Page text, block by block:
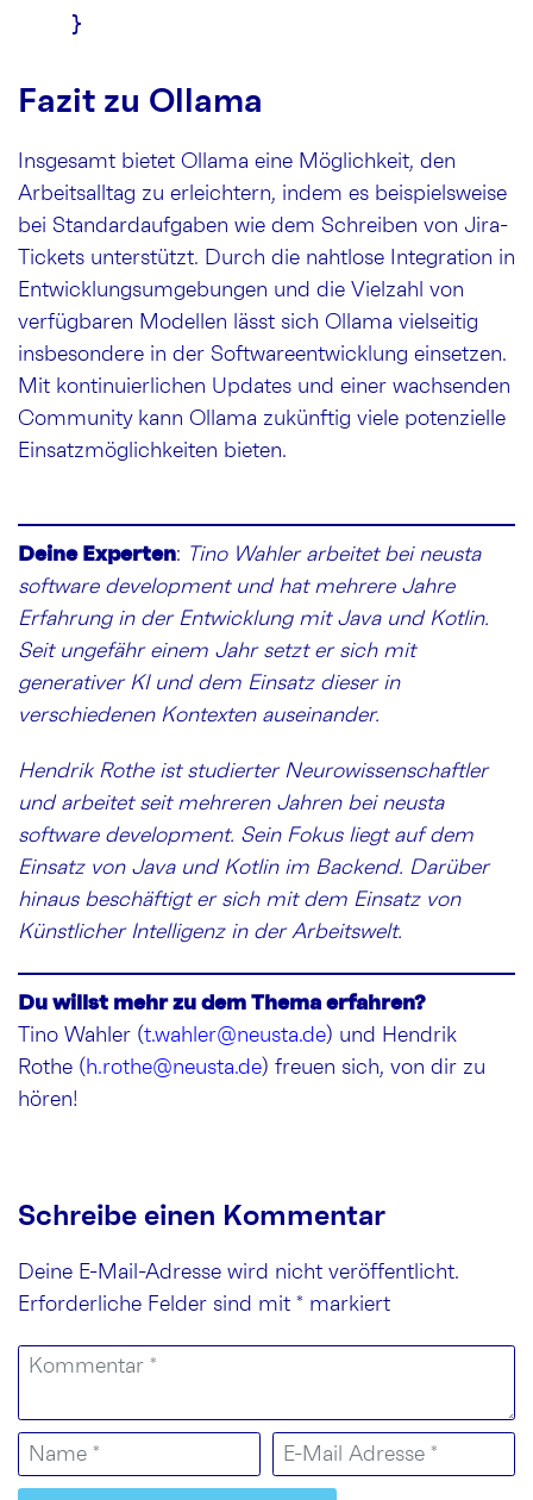
}
Fazit zu Ollama
Insgesamt bietet Ollama eine Möglichkeit, den
Arbeitsalltag zu erleichtern, indem es beispielsweise
bei Standardaufgaben wie dem Schreiben von Jira-
Tickets unterstützt. Durch die nahtlose Integration in
Entwicklungsumgebungen und die Vielzahl von
verfügbaren Modellen lässt sich Ollama vielseitig
insbesondere in der Softwareentwicklung einsetzen.
Mit kontinuierlichen Updates und einer wachsenden
Community kann Ollama zukünftig viele potenzielle
Einsatzmöglichkeiten bieten.
Deine Experten: Tino Wahler arbeitet bei neusta
software development und hat mehrere Jahre
Erfahrung in der Entwicklung mit Java und Kotlin.
Seit ungefähr einem Jahr setzt er sich mit
generativer KI und dem Einsatz dieser in
verschiedenen Kontexten auseinander.
Hendrik Rothe ist studierter Neurowissenschaftler
und arbeitet seit mehreren Jahren bei neusta
software development. Sein Fokus liegt auf dem
Einsatz von Java und Kotlin im Backend. Darüber
hinaus beschäftigt er sich mit dem Einsatz von
Künstlicher Intelligenz in der Arbeitswelt.
Du willst mehr zu dem Thema erfahren?
Tino Wahler (t.wahler@neusta.de) und Hendrik
Rothe ( h.rothe@neusta.de) freuen sich, von dir zu
hören!
Schreibe einen Kommentar
Deine E-Mail-Adresse wird nicht veröffentlicht.
Erforderliche Felder sind mit * markiert